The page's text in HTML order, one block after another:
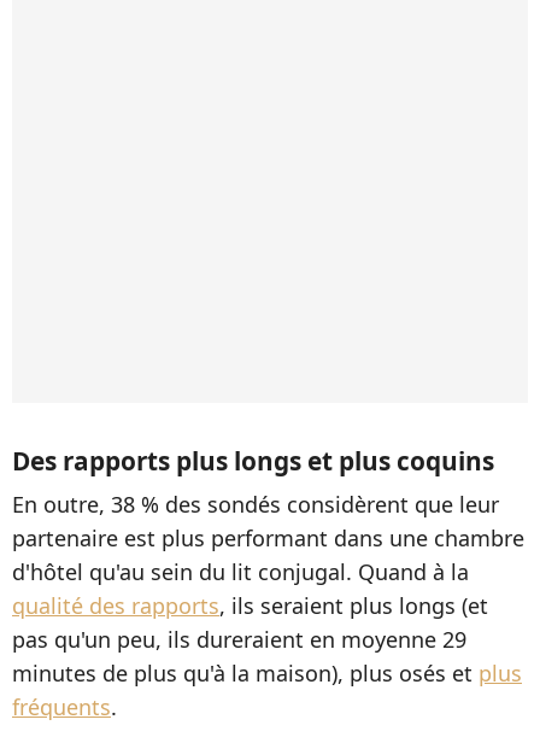
Des rapports plus longs et plus coquins
En outre, 38 % des sondés considèrent que leur
partenaire est plus performant dans une chambre
d'hôtel qu'au sein du lit conjugal. Quand à la
qualité des rapports, ils seraient plus longs (et
pas qu'un peu, ils dureraient en moyenne 29
minutes de plus qu'à la maison), plus osés et plus
fréquents.